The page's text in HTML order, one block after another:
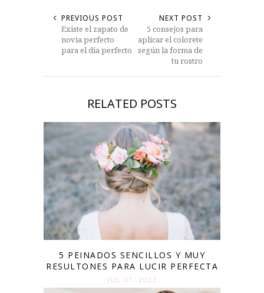
PREVIOUS POST
Existe el zapato de
novia perfecto
para el día perfecto
NEXT POST
5 consejos para
aplicar el colorete
según la forma de
tu rostro
RELATED POSTS
5 PEINADOS SENCILLOS Y MUY
RESULTONES PARA LUCIR PERFECTA
JUL 07. 2022